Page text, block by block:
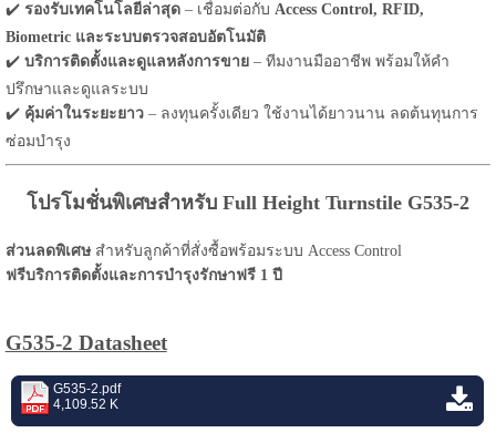
✔️ รองรับเทคโนโลยีล่าสุด– เชื่อมต่อกับ Access Control, RFID,
Biometric และระบบตรวจสอบอัตโนมัติ
✔️ บริการติดตั้งและดูแลหลังการขาย– ทีมงานมืออาชีพ พร้อมให้คำ
ปรึกษาและดูแลระบบ
✔️ คุ้มค่าในระยะยาว– ลงทุนครั้งเดียว ใช้งานได้ยาวนาน ลดต้นทุนการ
ซ่อมบำรุง
โปรโมชั่นพิเศษสำหรับ Full Height Turnstile G535-2
ส่วนลดพิเศษสำหรับลูกค้าที่สั่งซื้อพร้อมระบบ Access Control
ฟรีบริการติดตั้งและการบำรุงรักษาฟรี 1 ปี
G535-2 Datasheet
G535-2.pdf
4,109.52 K